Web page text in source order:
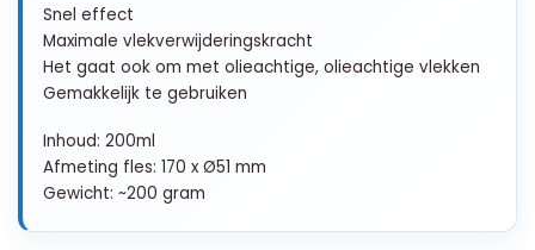
Snel effect
Maximale vlekverwijderingskracht
Het gaat ook om met olieachtige, olieachtige vlekken
Gemakkelijk te gebruiken
Inhoud: 200ml
Afmeting fles: 170 x Ø51 mm
Gewicht: ~200 gram